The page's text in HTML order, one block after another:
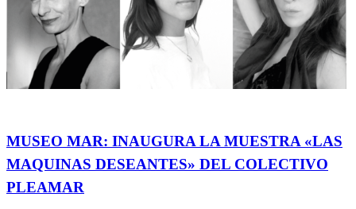
MUSEO MAR: INAUGURA LA MUESTRA «LAS
MAQUINAS DESEANTES» DEL COLECTIVO
PLEAMAR